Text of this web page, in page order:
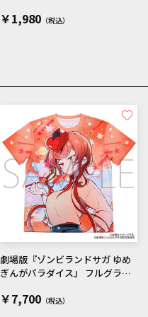
ュアル
￥1,980
劇場版『ゾンビランドサガ ゆめ
ぎんがパラダイス』 フルグラフ
ンビジュアル
￥7,700